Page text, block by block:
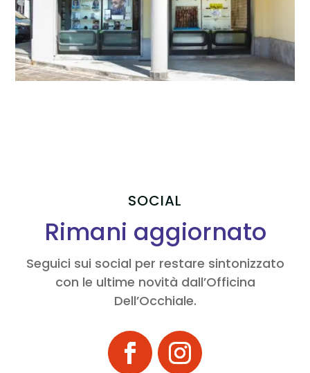
SOCIAL
Rimani aggiornato
Seguici sui social per restare sintonizzato
con le ultime novità dall’Officina
Dell’Occhiale.